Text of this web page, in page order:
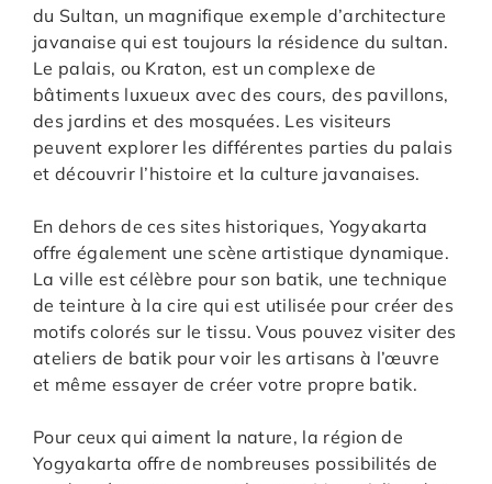
du Sultan, un magnifique exemple d’architecture
javanaise qui est toujours la résidence du sultan.
Le palais, ou Kraton, est un complexe de
bâtiments luxueux avec des cours, des pavillons,
des jardins et des mosquées. Les visiteurs
peuvent explorer les différentes parties du palais
et découvrir l’histoire et la culture javanaises.
En dehors de ces sites historiques, Yogyakarta
offre également une scène artistique dynamique.
La ville est célèbre pour son batik, une technique
de teinture à la cire qui est utilisée pour créer des
motifs colorés sur le tissu. Vous pouvez visiter des
ateliers de batik pour voir les artisans à l’œuvre
et même essayer de créer votre propre batik.
Pour ceux qui aiment la nature, la région de
Yogyakarta offre de nombreuses possibilités de